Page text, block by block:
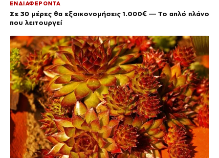
ΕΝΔΙΑΦΕΡΟΝΤΑ
Σε 30 μέρες θα εξοικονομήσεις 1.000€ — Το απλό πλάνο
που λειτουργεί